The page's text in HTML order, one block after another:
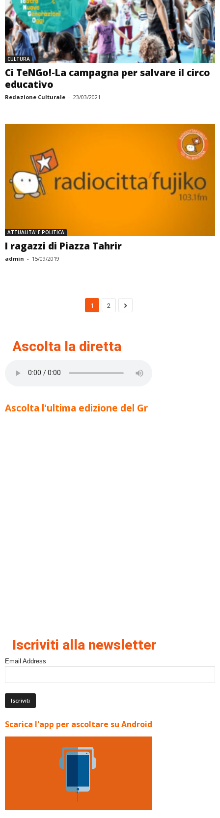
CULTURA
Ci TeNGo!-La campagna per salvare il circo
educativo
Redazione Culturale - 23/03/2021
ATTUALITA' E POLITICA
I ragazzi di Piazza Tahrir
admin - 15/09/2019
1 2
Ascolta la diretta
Ascolta l'ultima edizione del Gr
Iscriviti alla newsletter
Email Address
Scarica l'app per ascoltare su Android